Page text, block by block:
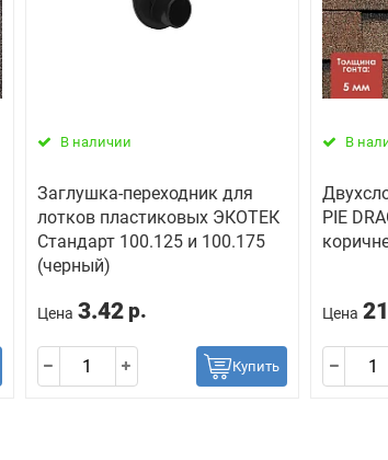
В наличии
Заглушка-переходник для
лотков пластиковых ЭКОТЕК
Стандарт 100.125 и 100.175
(черный)
Цена 3.42 р.
Купить
В
PIE
Цена